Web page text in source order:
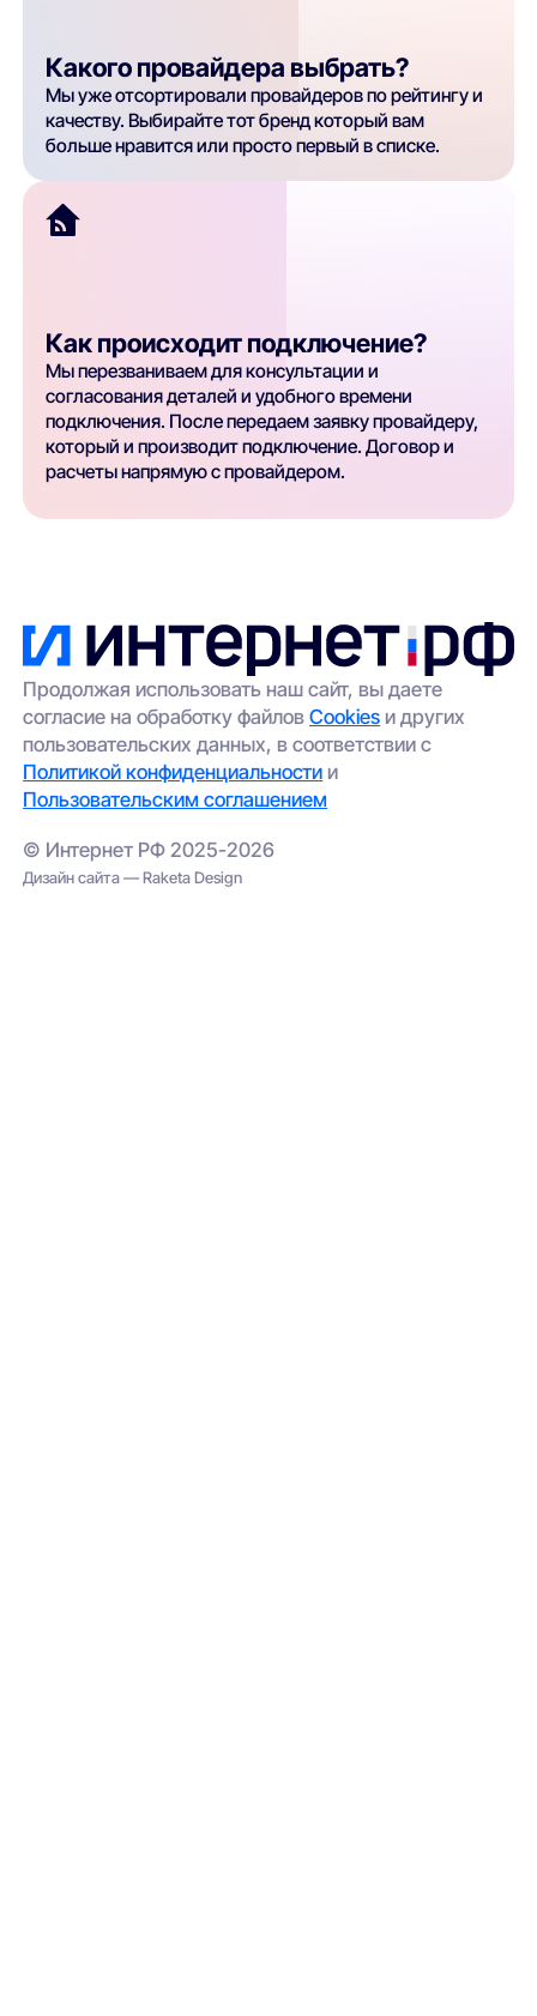
Какого провайдера выбрать?
Мы уже отсортировали провайдеров по рейтингу и
качеству. Выбирайте тот бренд который вам
больше нравится или просто первый в списке.
Как происходит подключение?
Мы перезваниваем для консультации и
согласования деталей и удобного времени
подключения. После передаем заявку провайдеру,
который и производит подключение. Договор и
расчеты напрямую с провайдером.
Продолжая использовать наш сайт, вы даете
согласие на обработку файловCookies и других
пользовательских данных, в соответствии с
Политикой конфиденциальности и
Пользовательским соглашением
© Интернет РФ 2025-2026
Дизайн сайта — Raketa Design